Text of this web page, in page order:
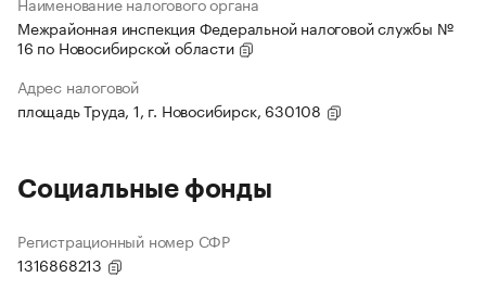
Межрайонная инспекция Федеральной налоговой службы №
16 по Новосибирской области
Адрес налоговой
площадь Труда, 1, г. Новосибирск, 630108
Социальные фонды
Регистрационный номер СФР
1316868213